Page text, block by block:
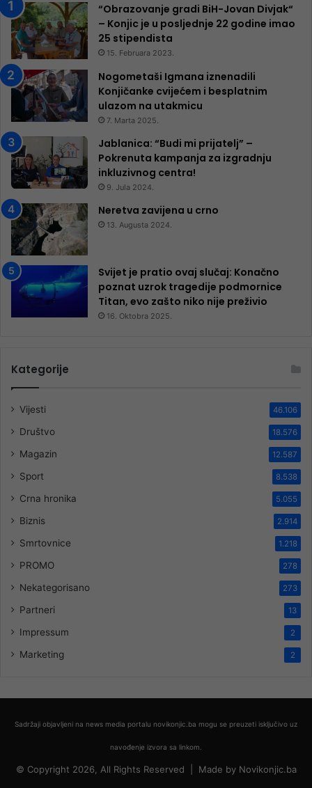
“Obrazovanje gradi BiH-Jovan Divjak“
– Konjic je u posljednje 22 godine imao
25 ​​stipendista
15. Februara 2023.
Nogometaši Igmana iznenadili
Konjičanke cvijećem i besplatnim
ulazom na utakmicu
7. Marta 2025.
Jablanica: “Budi mi prijatelj” –
Pokrenuta kampanja za izgradnju
inkluzivnog centra!
9. Jula 2024.
Neretva zavijena u crno
13. Augusta 2024.
Svijet je pratio ovaj slučaj: Konačno
poznat uzrok tragedije podmornice
Titan, evo zašto niko nije preživio
16. Oktobra 2025.
Kategorije
Vijesti 46.106
Društvo 18.576
Magazin 12.587
Sport 8.538
Crna hronika 5.055
Biznis 2.914
Smrtovnice 1.218
PROMO 278
Nekategorisano 273
Partneri 13
Impressum 2
Marketing 2
Sadržaji objavljeni na news media portalu novikonjic.ba mogu se preuzeti isključivo uz
navođenje izvora sa linkom.
© Copyright 2026, All Rights Reserved | Made by Novikonjic.ba